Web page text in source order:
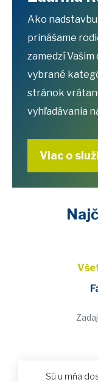
Ako nadstavbu
prinášame
zamedzí
vybrané
stránok
vyhľadávania
Viac o
Sú u mňa